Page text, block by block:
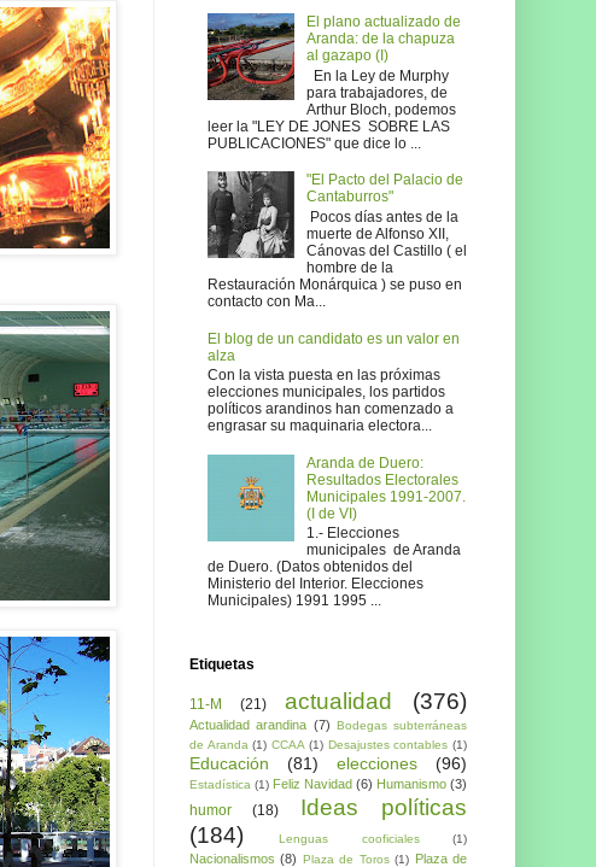
El plano actualizado de
Aranda: de la chapuza
al gazapo (I)
En la Ley de Murphy
para trabajadores, de
Arthur Bloch, podemos
leer la "LEY DE JONES SOBRE LAS
PUBLICACIONES" que dice lo ...
"El Pacto del Palacio de
Cantaburros"
Pocos días antes de la
muerte de Alfonso XII,
Cánovas del Castillo ( el
hombre de la
Restauración Monárquica ) se puso en
contacto con Ma...
El blog de un candidato es un valor en
alza
Con la vista puesta en las próximas
elecciones municipales, los partidos
políticos arandinos han comenzado a
engrasar su maquinaria electora...
Aranda de Duero:
Resultados Electorales
Municipales 1991-2007.
(I de VI)
1.- Elecciones
municipales de Aranda
de Duero. (Datos obtenidos del
Ministerio del Interior. Elecciones
Municipales) 1991 1995 ...
Etiquetas
11-M (21) actualidad (376)
Actualidad arandina (7) Bodegas subterráneas
de Aranda (1) CCAA (1) Desajustes contables (1)
Educación (81) elecciones (96)
Estadística (1) Feliz Navidad (6) Humanismo (3)
humor (18)
Ideas políticas
(184)
Lenguas cooficiales (1)
Nacionalismos (8) Plaza de Toros (1) Plaza de